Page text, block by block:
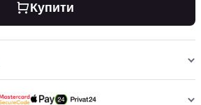
Купити